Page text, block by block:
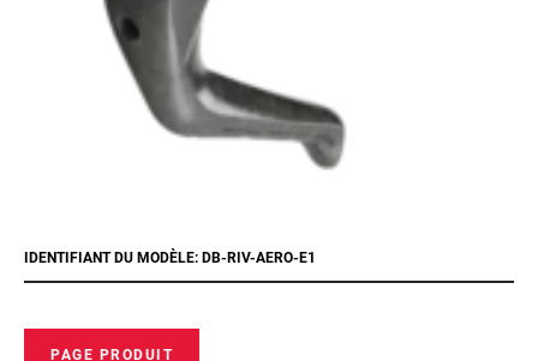
IDENTIFIANT DU MODÈLE: DB-RIV-AERO-E1
PAGE PRODUIT